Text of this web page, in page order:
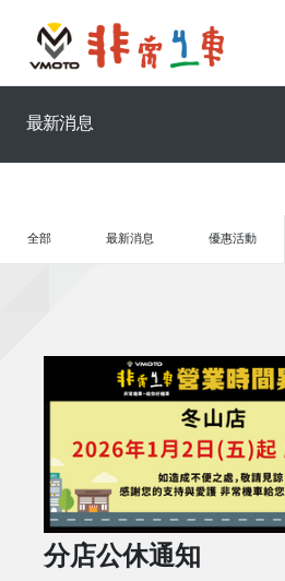
最新消息
全部 最新消息 優惠活動
分店公休通知